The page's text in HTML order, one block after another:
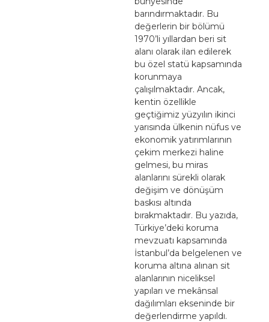
barındırmaktadır. Bu
değerlerin bir bölümü
1970’li yıllardan beri sit
alanı olarak ilan edilerek
bu özel statü kapsamında
korunmaya
çalışılmaktadır. Ancak,
kentin özellikle
geçtiğimiz yüzyılın ikinci
yarısında ülkenin nüfus ve
ekonomik yatırımlarının
çekim merkezi haline
gelmesi, bu miras
alanlarını sürekli olarak
değişim ve dönüşüm
baskısı altında
bırakmaktadır. Bu yazıda,
Türkiye’deki koruma
mevzuatı kapsamında
İstanbul’da belgelenen ve
koruma altına alınan sit
alanlarının niceliksel
yapıları ve mekânsal
dağılımları ekseninde bir
değerlendirme yapıldı.